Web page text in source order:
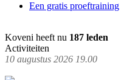
Een gratis proeftraining
Koveni heeft nu 187 leden
Activiteiten
10 augustus 2026 19.00